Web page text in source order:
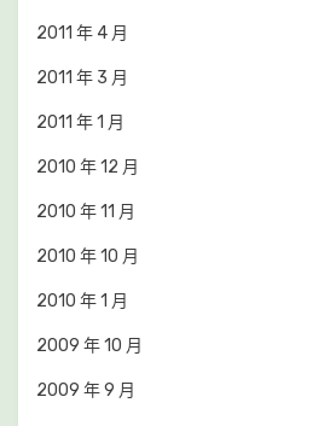
2011 年 4 月
2011 年 3 月
2011 年 1 月
2010 年 12 月
2010 年 11 月
2010 年 10 月
2010 年 1 月
2009 年 10 月
2009 年 9 月